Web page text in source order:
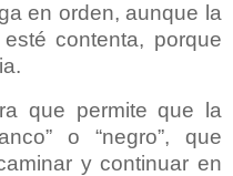
en orden, aunque la
contenta, porque
que permite que la
o “negro”, que
y continuar en